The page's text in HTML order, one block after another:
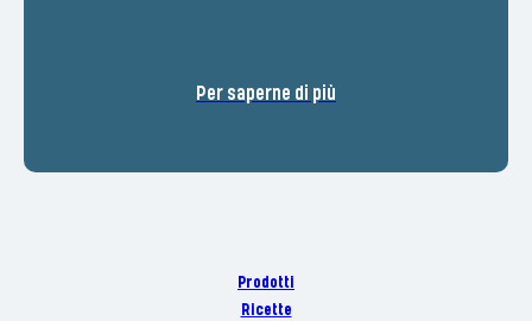
Per saperne di più
Prodotti
Ricette